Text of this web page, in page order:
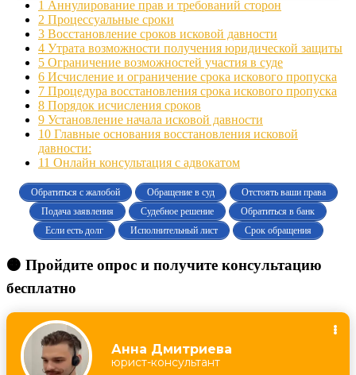
1 Аннулирование прав и требований сторон
2 Процессуальные сроки
3 Восстановление сроков исковой давности
4 Утрата возможности получения юридической защиты
5 Ограничение возможностей участия в суде
6 Исчисление и ограничение срока искового пропуска
7 Процедура восстановления срока искового пропуска
8 Порядок исчисления сроков
9 Установление начала исковой давности
10 Главные основания восстановления исковой
давности:
11 Онлайн консультация с адвокатом
Обратиться с жалобой Обращение в суд
Отстоять ваши права
Подача заявления
Судебное решение
Обратиться в банк
Если есть долг
Исполнительный лист Срок обращения
🟠 Пройдите опрос и получите консультацию
бесплатно